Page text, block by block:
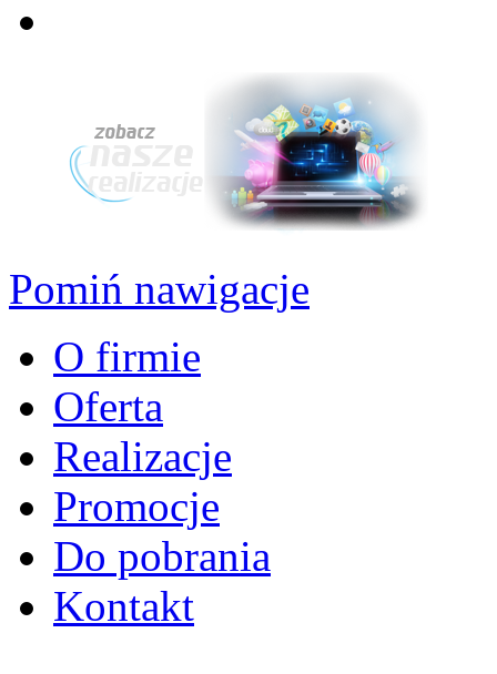
Pomiń nawigacje
O firmie
Oferta
Realizacje
Promocje
Do pobrania
Kontakt